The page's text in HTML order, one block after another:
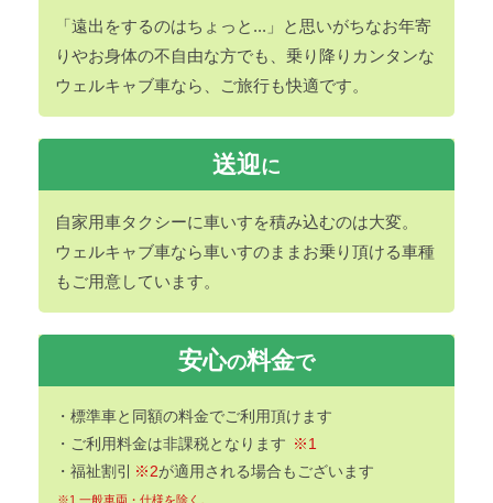
「遠出をするのはちょっと...」と思いがちなお年寄
りやお身体の不自由な方でも、乗り降りカンタンな
ウェルキャブ車なら、ご旅行も快適です。
送迎に
自家用車タクシーに車いすを積み込むのは大変。
ウェルキャブ車なら車いすのままお乗り頂ける車種
もご用意しています。
安心の料金で
・標準車と同額の料金でご利用頂けます
・ご利用料金は非課税となります ※1
・福祉割引
※2が適用される場合もございます
※1 一般車両・仕様を除く。